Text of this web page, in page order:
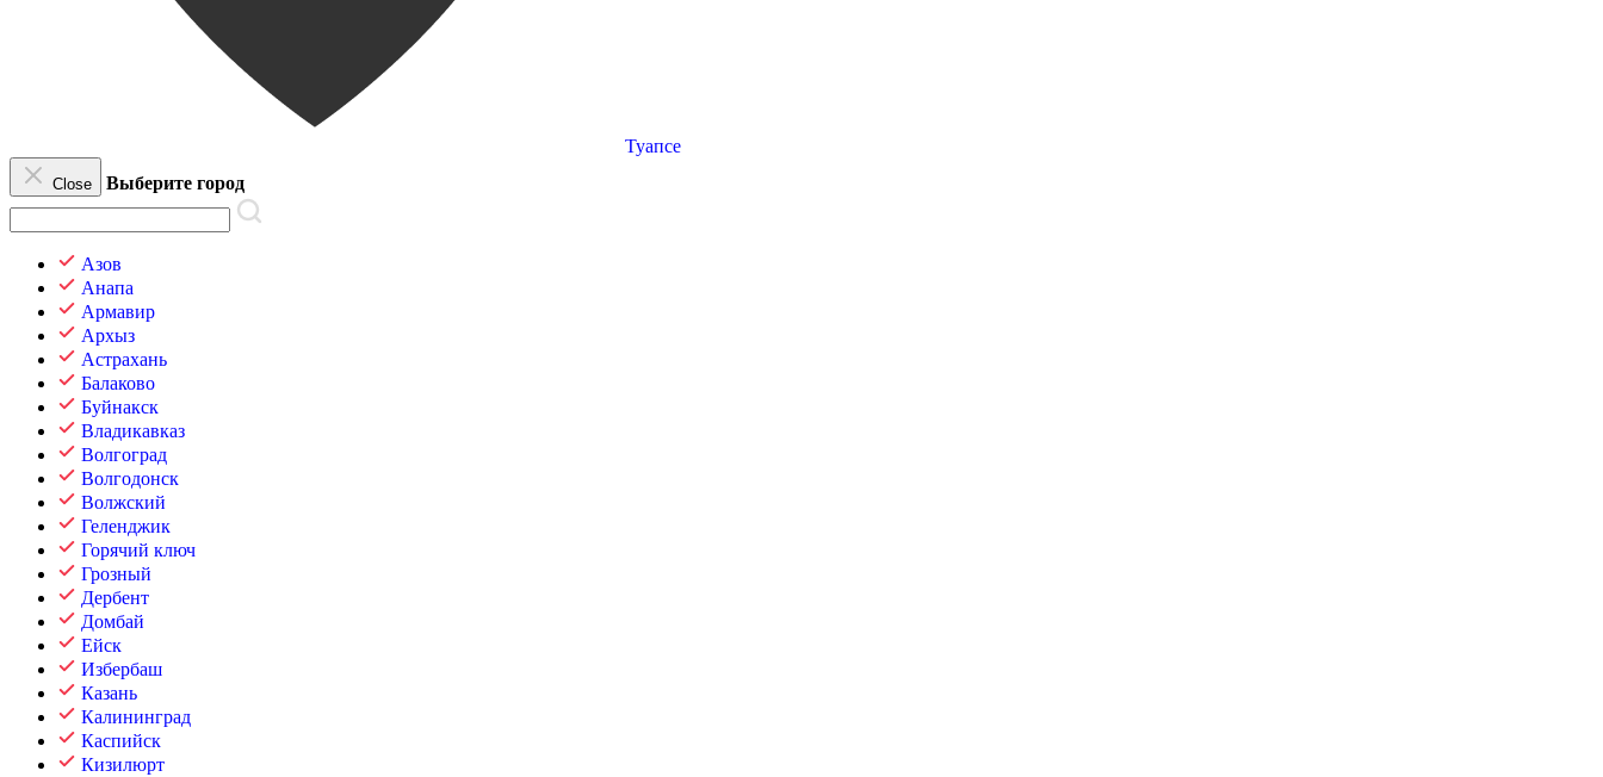
Туапсе
Close Выберите город
Азов
Анапа
Армавир
Архыз
Астрахань
Балаково
Буйнакск
Владикавказ
Волгоград
Волгодонск
Волжский
Геленджик
Горячий ключ
Грозный
Дербент
Домбай
Ейск
Избербаш
Казань
Калининград
Каспийск
Кизилюрт